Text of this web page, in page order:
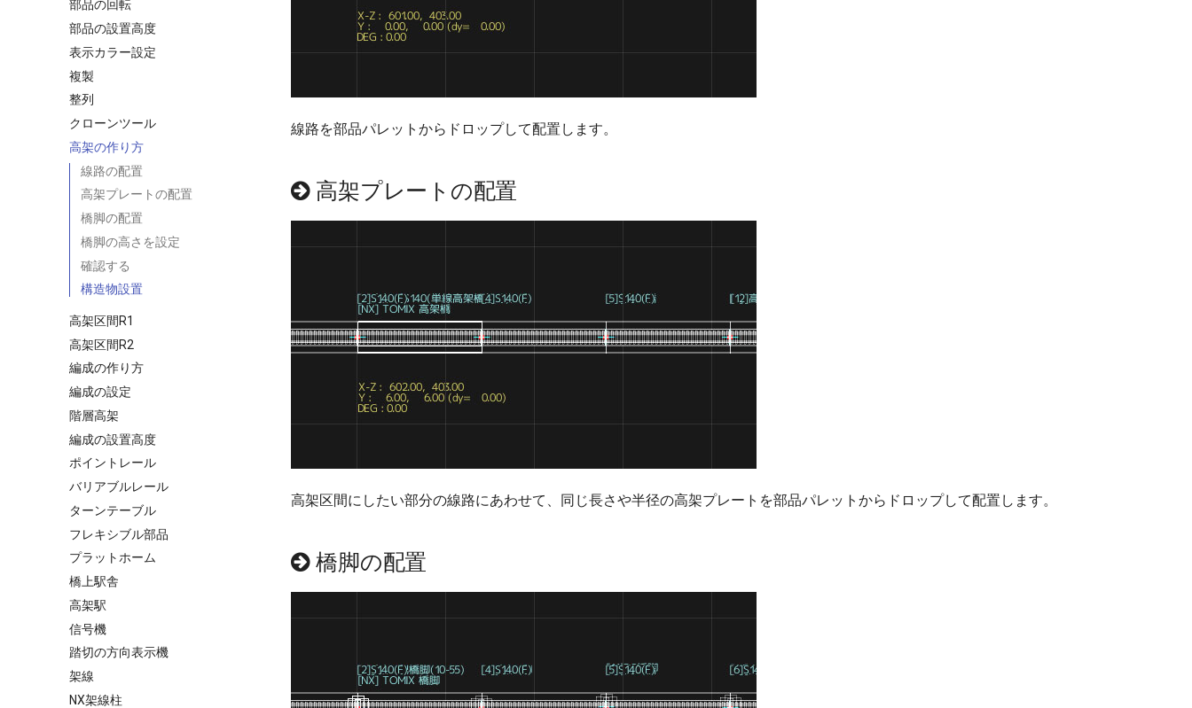
部品の回転
部品の設置高度
表示カラー設定
複製
整列
クローンツール
高架の作り方
線路の配置
高架プレートの配置
橋脚の配置
橋脚の高さを設定
確認する
構造物設置
高架区間R1
高架区間R2
編成の作り方
編成の設定
階層高架
編成の設置高度
ポイントレール
バリアブルレール
ターンテーブル
フレキシブル部品
プラットホーム
橋上駅舎
高架駅
信号機
踏切の方向表示機
架線
NX架線柱
線路を部品パレットからドロップして配置します。
高架プレートの配置
高架区間にしたい部分の線路にあわせて、同じ長さや半径の高架プレートを部品パレットからドロップして配置します。
橋脚の配置